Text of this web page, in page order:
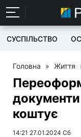
СУСПІЛЬСТВО
Головна » Життя
документи
коштує
14:21 27.01.2024 Сб